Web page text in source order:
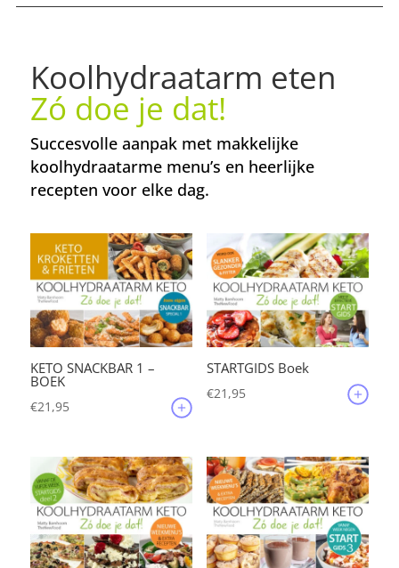
Koolhydraatarm eten
Zó doe je dat!
Succesvolle aanpak met makkelijke
koolhydraatarme menu’s en heerlijke
recepten voor elke dag.
KETO SNACKBAR 1 –
BOEK
€21,95
STARTGIDS Boek
€21,95